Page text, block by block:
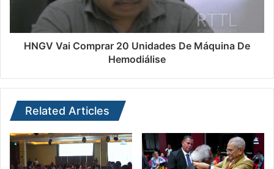
HNGV Vai Comprar 20 Unidades De Máquina De
Hemodiálise
Related Articles